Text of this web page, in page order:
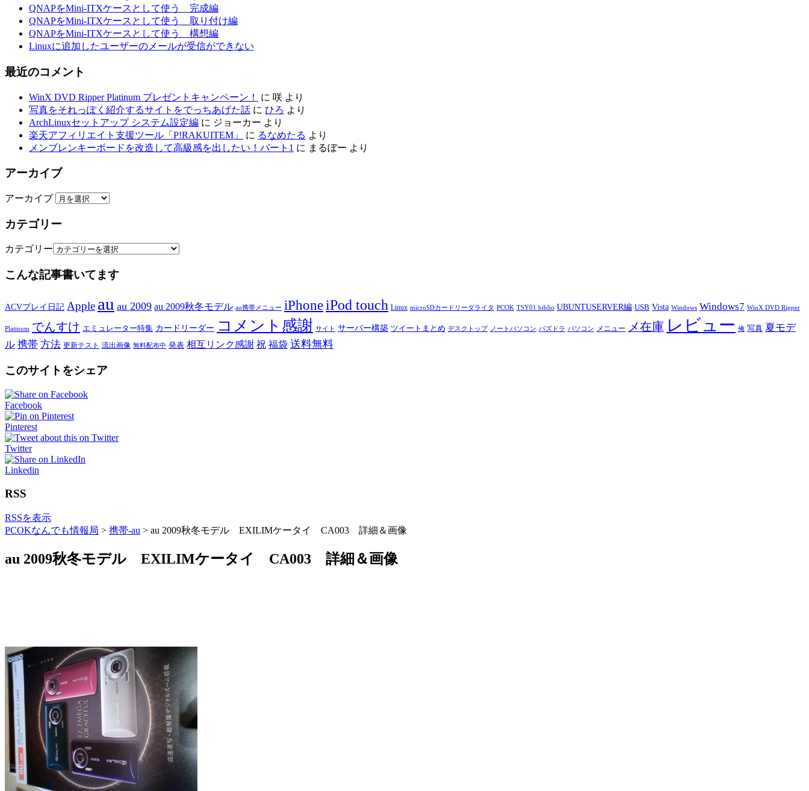
QNAPをMini-ITXケースとして使う 完成編
QNAPをMini-ITXケースとして使う 取り付け編
QNAPをMini-ITXケースとして使う 構想編
Linuxに追加したユーザーのメールが受信ができない
最近のコメント
WinX DVD Ripper Platinum プレゼントキャンペーン！ に 咲 より
写真をそれっぽく紹介するサイトをでっちあげた話 に ひろ より
ArchLinuxセットアップ システム設定編 に ジョーカー より
楽天アフィリエイト支援ツール「P!RAKUITEM」
に るなめたる より
メンブレンキーボードを改造して高級感を出したい！パート1 に まるぼー より
アーカイブ
アーカイブ
カテゴリー
カテゴリー
こんな記事書いてます
ACVプレイ日記 Apple au au 2009 au 2009秋冬モデル au携帯メニュー iPhoneiPod touch Linux microSDカードリーダライタ PCOK TSY01 biblio UBUNTUSERVER編 USB Vista Windows Windows7 WinX DVD Ripper
Platinum でんすけ エミュレーター特集 カードリーダー コメント感謝 サイト サーバー構築 ツイートまとめ デスクトップ ノートパソコン パズドラ パソコン メニュー メ在庫 レビュー 俺 写真 夏モデ
ル 携帯 方法 更新テスト 流出画像 無料配布中 発表 相互リンク感謝 祝 福袋 送料無料
このサイトをシェア
Facebook
Pinterest
Twitter
Linkedin
RSS
RSSを表示
PCOKなんでも情報局 > 携帯-au > au 2009秋冬モデル EXILIMケータイ CA003 詳細＆画像
au 2009秋冬モデル EXILIMケータイ CA003 詳細＆画像